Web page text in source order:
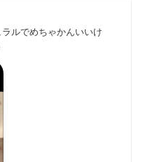
ルでめちゃかんいいけ